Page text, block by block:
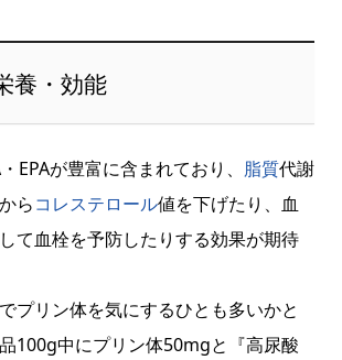
養・効能
EPAが豊富に含まれており、 脂質代謝
らコレステロール値を下げたり、血
て血栓を予防したりする効果が期待
プリン体を気にするひとも多いかと
100g中にプリン体50mgと『高尿酸